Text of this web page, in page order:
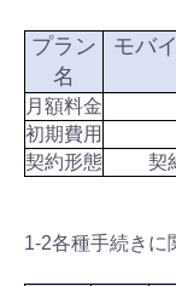
プラン
名
モバ
月額料金
初期費用
契約形態
契
1-2各種手続きに